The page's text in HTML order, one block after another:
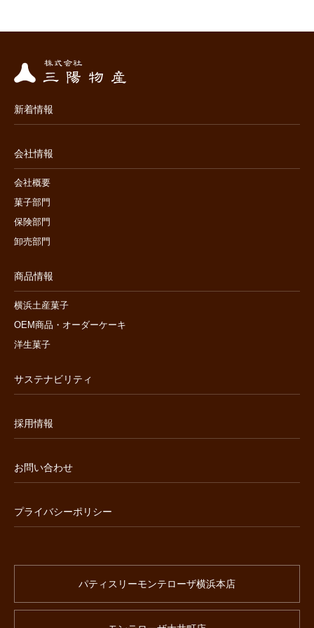
新着情報
会社情報
会社概要
菓子部門
保険部門
卸売部門
商品情報
横浜土産菓子
OEM商品・オーダーケーキ
洋生菓子
サステナビリティ
採用情報
お問い合わせ
プライバシーポリシー
パティスリーモンテローザ横浜本店